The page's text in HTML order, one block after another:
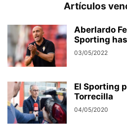
Artículos
Aberlardo
Sporting
03/05/2022
El Sporting
Torrecilla
04/05/2020